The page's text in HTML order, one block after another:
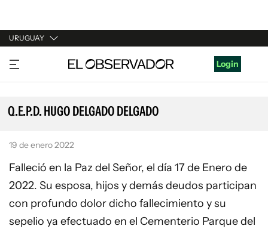
URUGUAY
URUGUAY
ARGENTINA
ESPAÑA
Login
Q.E.P.D. HUGO DELGADO DELGADO
19 de enero 2022
Falleció en la Paz del Señor, el día 17 de Enero de
2022. Su esposa, hijos y demás deudos participan
con profundo dolor dicho fallecimiento y su
sepelio ya efectuado en el Cementerio Parque del